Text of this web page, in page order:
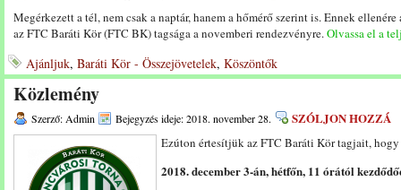
Megérkezett a tél, nem csak a naptár, hanem a hőmérő szerint is. Ennek
az FTC Baráti Kör (FTC BK) tagsága a novemberi rendezvényre.Olvassa el a
Ajánljuk, Baráti Kör - Összejövetelek, Köszöntők
Közlemény
Szerző: Admin Bejegyzés ideje: 2018. november 28. SZÓLJON HOZZÁ
Ezúton értesítjük az FTC Baráti Kör tagjait, hogy
2018. december 3-án, hétfőn, 11 órától